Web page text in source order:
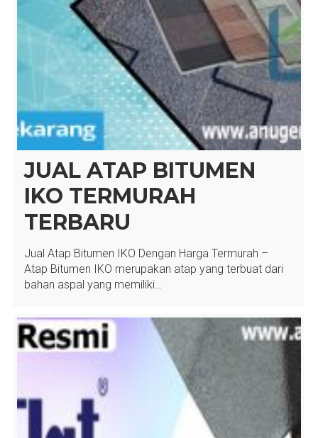
JUAL ATAP BITUMEN
IKO TERMURAH
TERBARU
Jual Atap Bitumen IKO Dengan Harga Termurah –
Atap Bitumen IKO merupakan atap yang terbuat dari
bahan aspal yang memiliki…